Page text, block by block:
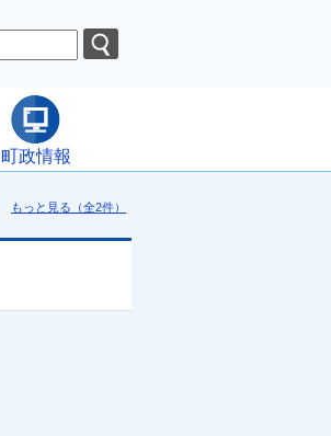
町政情報
もっと見る（全2件）